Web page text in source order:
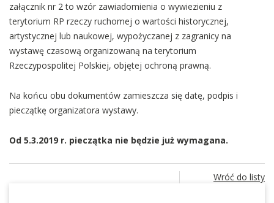
załącznik nr 2 to wzór zawiadomienia o wywiezieniu z
terytorium RP rzeczy ruchomej o wartości historycznej,
artystycznej lub naukowej, wypożyczanej z zagranicy na
wystawę czasową organizowaną na terytorium
Rzeczypospolitej Polskiej, objętej ochroną prawną.
Na końcu obu dokumentów zamieszcza się datę, podpis i
pieczątkę organizatora wystawy.
Od 5.3.2019 r. pieczątka nie będzie już wymagana.
Wróć do listy